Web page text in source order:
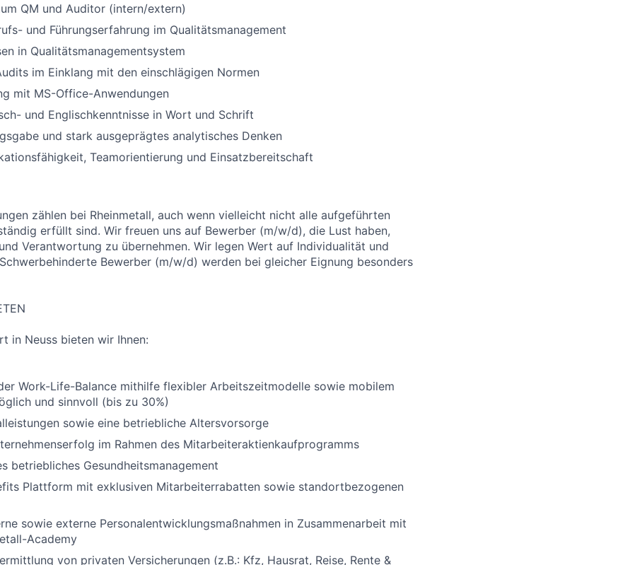
QM und Auditor (intern/extern)
und Führungserfahrung im Qualitätsmanagement
in Qualitätsmanagementsystem
im Einklang mit den einschlägigen Normen
mit MS-Office-Anwendungen
und Englischkenntnisse in Wort und Schrift
und stark ausgeprägtes analytisches Denken
Teamorientierung und Einsatzbereitschaft
zählen bei Rheinmetall, auch wenn vielleicht nicht alle aufgeführten
erfüllt sind. Wir freuen uns auf Bewerber (m/w/d), die Lust haben,
Verantwortung zu übernehmen. Wir legen Wert auf Individualität und
Bewerber (m/w/d) werden bei gleicher Eignung besonders
in Neuss bieten wir Ihnen:
Work-Life-Balance mithilfe flexibler Arbeitszeitmodelle sowie mobilem
und sinnvoll (bis zu 30%)
sowie eine betriebliche Altersvorsorge
im Rahmen des Mitarbeiteraktienkaufprogramms
betriebliches Gesundheitsmanagement
Plattform mit exklusiven Mitarbeiterrabatten sowie standortbezogenen
sowie externe Personalentwicklungsmaßnahmen in Zusammenarbeit mit
Academy
von privaten Versicherungen (z.B.: Kfz, Hausrat, Reise, Rente &